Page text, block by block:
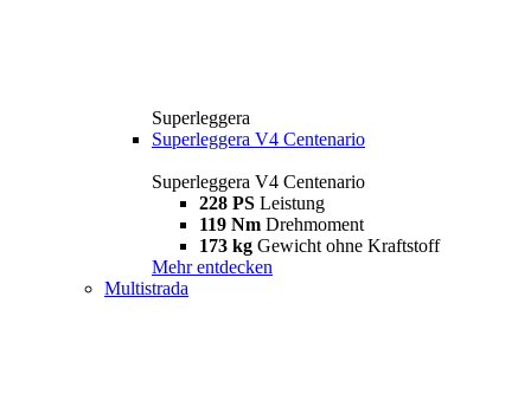
Superleggera
Superleggera V4 Centenario
Superleggera V4 Centenario
228 PS Leistung
119 Nm Drehmoment
173 kg Gewicht ohne Kraftstoff
Mehr entdecken
Multistrada